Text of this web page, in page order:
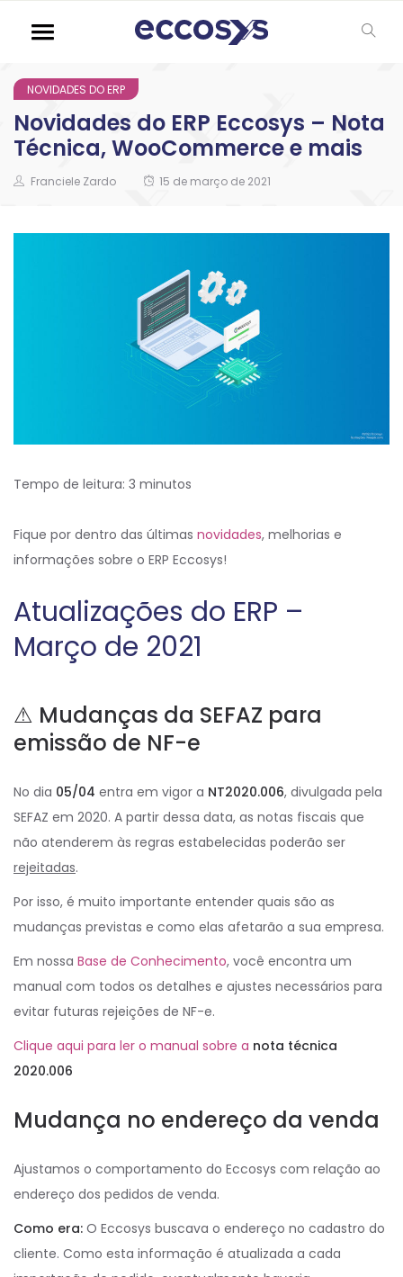
NOVIDADES DO ERP
Novidades do ERP Eccosys – Nota
Técnica, WooCommerce e mais
Franciele Zardo 15 de março de 2021
Tempo de leitura: 3 minutos
Fique por dentro das últimas novidades, melhorias e
informações sobre o ERP Eccosys!
Atualizações do ERP –
Março de 2021
⚠ Mudanças da SEFAZ para
emissão de NF-e
No dia 05/04 entra em vigor a NT2020.006, divulgada pela
SEFAZ em 2020. A partir dessa data, as notas fiscais que
não atenderem às regras estabelecidas poderão ser
rejeitadas.
Por isso, é muito importante entender quais são as
mudanças previstas e como elas afetarão a sua empresa.
Em nossa Base de Conhecimento, você encontra um
manual com todos os detalhes e ajustes necessários para
evitar futuras rejeições de NF-e.
Clique aqui para ler o manual sobre a nota técnica
2020.006
Mudança no endereço da venda
Ajustamos o comportamento do Eccosys com relação ao
endereço dos pedidos de venda.
Como era: O Eccosys buscava o endereço no cadastro do
cliente. Como esta informação é atualizada a cada